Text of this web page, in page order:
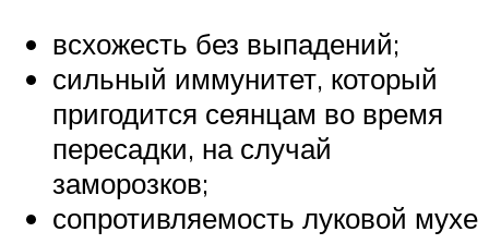
всхожесть без выпадений;
сильный иммунитет, который
пригодится сеянцам во время
пересадки, на случай
заморозков;
сопротивляемость луковой мухе